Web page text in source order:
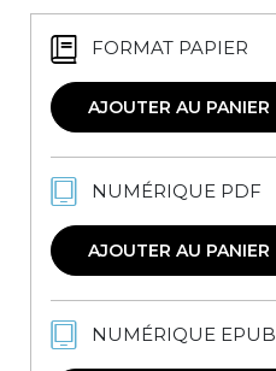
FORMAT PAPIER
AJOUTER AU PANIER
NUMÉRIQUE PDF
AJOUTER AU PANIER
NUMÉRIQUE EPUB